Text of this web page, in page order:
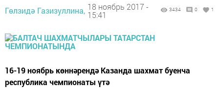
Гөлзидә Газизуллина, 18 ноябрь 2017 -
15:41
3434 0 1
16-19 ноябрь көннәрендә Казанда шахмат буенча
республика чемпионаты үтә